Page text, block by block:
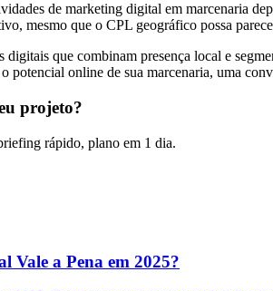
de marketing digital em marcenaria
mesmo que o CPL geográfico possa
que combinam presença local e
potencial online de sua marcenaria, uma
projeto?
rápido, plano em 1 dia.
Vale a Pena em 2025?